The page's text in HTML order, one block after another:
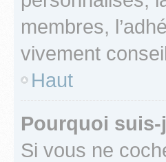
membres,
vivement
Haut
Pourquoi
Si vous ne